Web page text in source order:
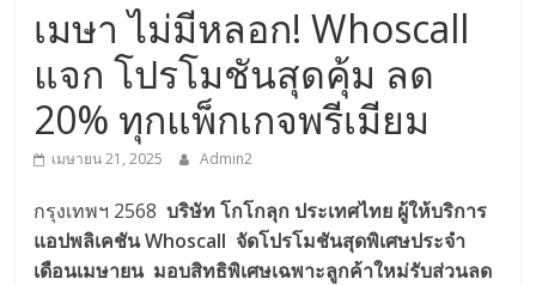
เมษา ไม่มีหลอก! Whoscall
แจก โปรโมชันสุดคุ้ม ลด
20% ทุกแพ็กเกจพรีเมียม
เมษายน 21, 2025 Admin2
กรุงเทพฯ 2568บริษัท โกโกลุก ประเทศไทย ผู้ให้บริการ
แอปพลิเคชัน Whoscall จัดโปรโมชันสุดพิเศษประจำ
เดือนเมษายน มอบสิทธิพิเศษเฉพาะลูกค้าใหม่รับส่วนลด